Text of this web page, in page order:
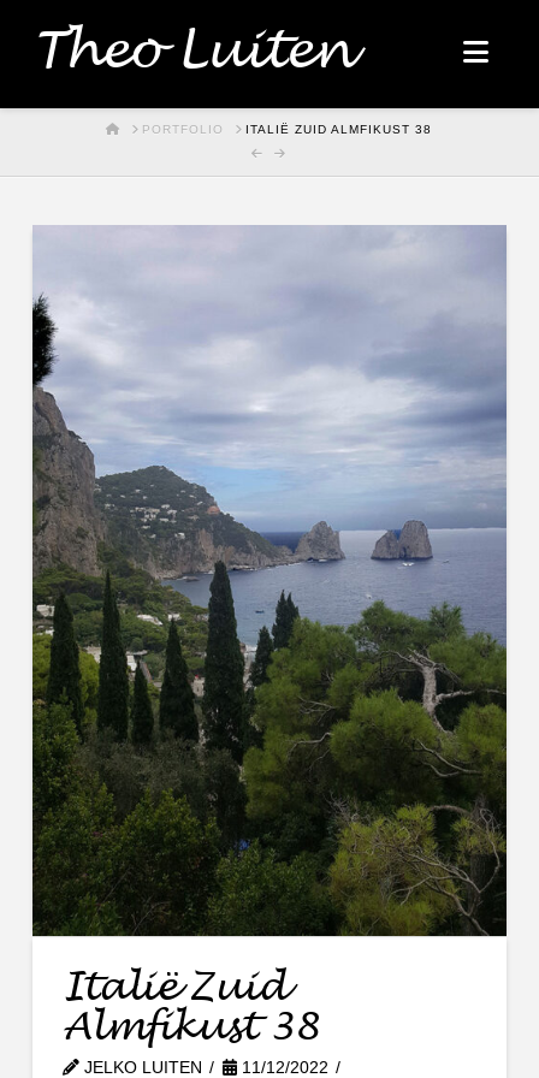
Theo Luiten
HOMEPORTFOLIO ITALIË ZUID ALMFIKUST 38
Italië Zuid
Almfikust 38
JELKO LUITEN 11/12/2022